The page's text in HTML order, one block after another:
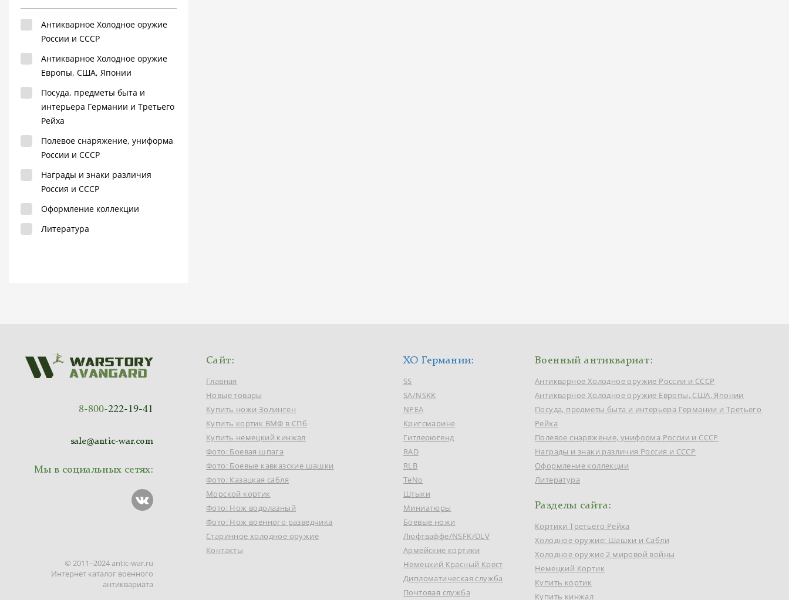
Антикварное Холодное оружие
России и СССР
Антикварное Холодное оружие
Европы, США, Японии
Посуда, предметы быта и
интерьера Германии и Третьего
Рейха
Полевое снаряжение, униформа
России и СССР
Награды и знаки различия
Россия и СССР
Оформление коллекции
Литература
8-800-222-19-41
sale@antic-war.com
Мы в социальных сетях:
© 2011–2024 antic-war.ru
Интернет каталог военного
антиквариата
Сайт:
Главная
Новые товары
Купить ножи Золинген
Купить кортик ВМФ в СПб
Купить немецкий кинжал
Фото: Боевая шпага
Фото: Боевые кавказские шашки
Фото: Казацкая сабля
Морской кортик
Фото: Нож водолазный
Фото: Нож военного разведчика
Старинное холодное оружие
Контакты
ХО Германии:
SS
SA/NSKK
NPEA
Кригсмарине
Гитлерюгенд
RAD
RLB
TeNo
Штыки
Миниатюры
Боевые ножи
Люфтваффе/NSFK/DLV
Армейские кортики
Немецкий Красный Крест
Дипломатическая служба
Почтовая служба
Военный антиквариат:
Антикварное Холодное оружие России и СССР
Антикварное Холодное оружие Европы, США, Японии
Посуда, предметы быта и интерьера Германии и Третьего
Рейха
Полевое снаряжение, униформа России и СССР
Награды и знаки различия Россия и СССР
Оформление коллекции
Литература
Разделы сайта:
Кортики Третьего Рейха
Холодное оружие: Шашки и Сабли
Холодное оружие 2 мировой войны
Немецкий Кортик
Купить кортик
Купить кинжал